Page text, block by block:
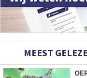
MEEST